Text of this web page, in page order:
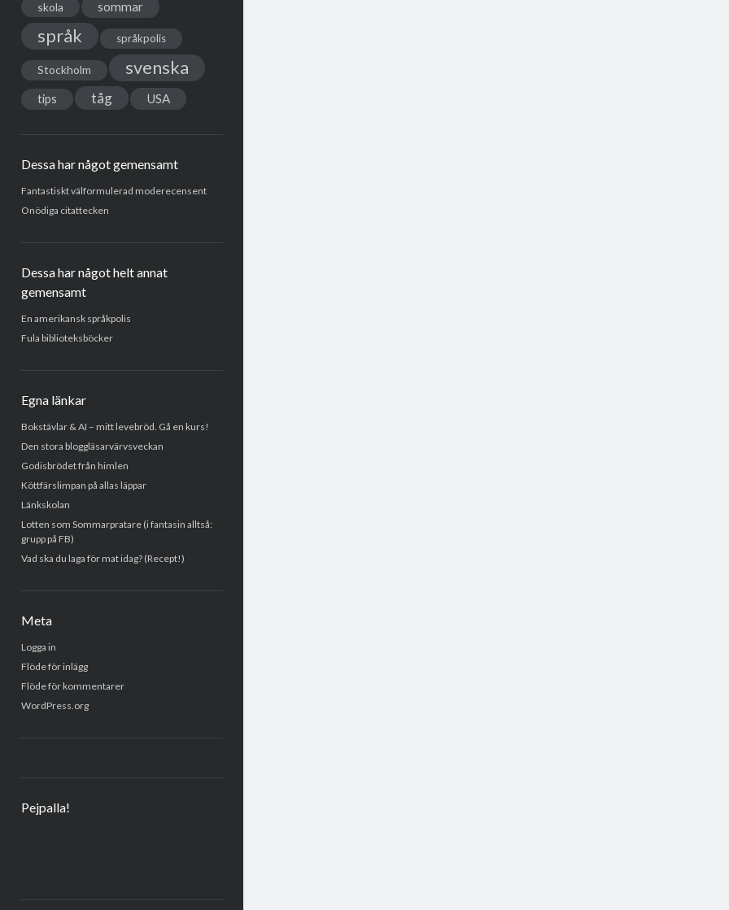
skola sommar
språk språkpolis
Stockholm svenska
tips tåg USA
Dessa har något gemensamt
Fantastiskt välformulerad moderecensent
Onödiga citattecken
Dessa har något helt annat
gemensamt
En amerikansk språkpolis
Fula biblioteksböcker
Egna länkar
Bokstävlar & AI – mitt levebröd. Gå en kurs!
Den stora bloggläsarvärvsveckan
Godisbrödet från himlen
Köttfärslimpan på allas läppar
Länkskolan
Lotten som Sommarpratare (i fantasin alltså:
grupp på FB)
Vad ska du laga för mat idag? (Recept!)
Meta
Logga in
Flöde för inlägg
Flöde för kommentarer
WordPress.org
Pejpalla!